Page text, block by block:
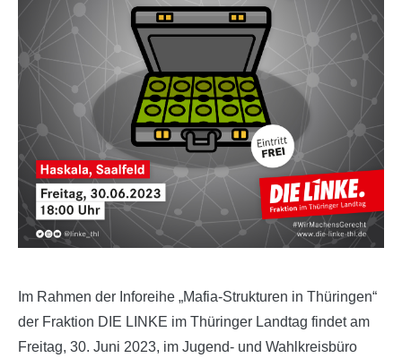
Im Rahmen der Inforeihe „Mafia-Strukturen in Thüringen“
der Fraktion DIE LINKE im Thüringer Landtag findet am
Freitag, 30. Juni 2023, im Jugend- und Wahlkreisbüro